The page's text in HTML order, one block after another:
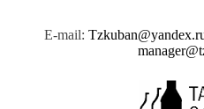
E-mail: